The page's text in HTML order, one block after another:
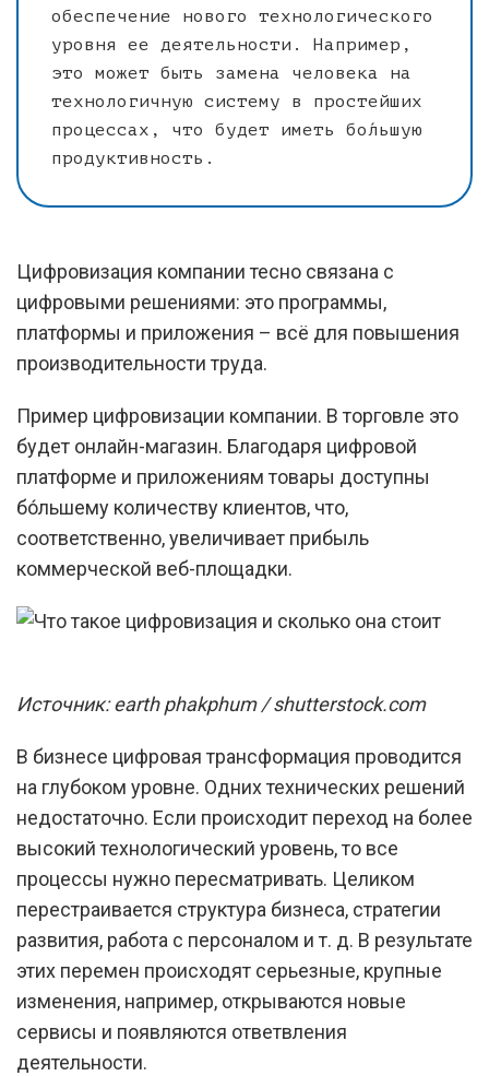
обеспечение нового технологического
уровня ее деятельности. Например,
это может быть замена человека на
технологичную систему в простейших
процессах, что будет иметь бо́льшую
продуктивность.
Цифровизация компании тесно связана с
цифровыми решениями: это программы,
платформы и приложения – всё для повышения
производительности труда.
Пример цифровизации компании. В торговле это
будет онлайн-магазин. Благодаря цифровой
платформе и приложениям товары доступны
бо́льшему количеству клиентов, что,
соответственно, увеличивает прибыль
коммерческой веб-площадки.
Источник: earth phakphum / shutterstock.com
В бизнесе цифровая трансформация проводится
на глубоком уровне. Одних технических решений
недостаточно. Если происходит переход на более
высокий технологический уровень, то все
процессы нужно пересматривать. Целиком
перестраивается структура бизнеса, стратегии
развития, работа с персоналом и т. д. В результате
этих перемен происходят серьезные, крупные
изменения, например, открываются новые
сервисы и появляются ответвления
деятельности.